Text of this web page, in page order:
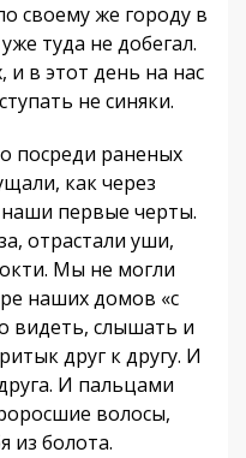
своему же городу в
туда не добегал.
и в этот день на нас
не синяки.
посреди раненых
как через
первые черты.
отрастали уши,
Мы не могли
наших домов «с
видеть, слышать и
друг к другу. И
И пальцами
волосы,
из болота.